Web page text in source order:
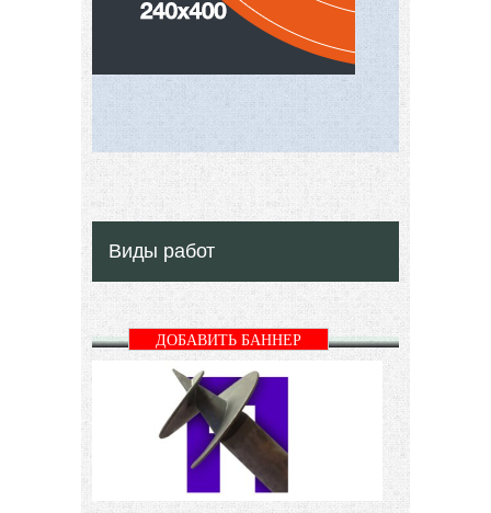
Виды работ
ДОБАВИТЬ БАННЕР